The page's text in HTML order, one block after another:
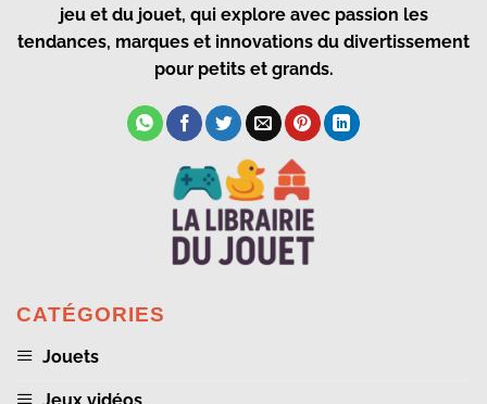
jeu et du jouet, qui explore avec passion les
tendances, marques et innovations du divertissement
pour petits et grands.
CATÉGORIES
Jouets